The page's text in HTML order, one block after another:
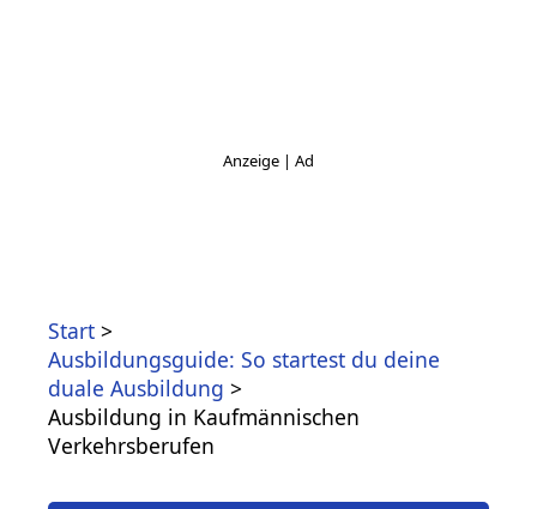
Start
Ausbildungsguide: So startest du deine
duale Ausbildung
Ausbildung in Kaufmännischen
Verkehrsberufen